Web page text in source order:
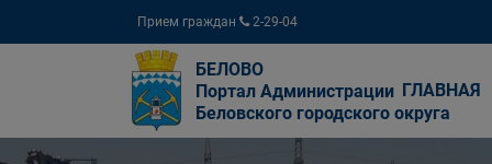
Прием граждан 2-29-04
БЕЛОВО
Портал Администрации
Беловского городского округа
ГЛАВНАЯ